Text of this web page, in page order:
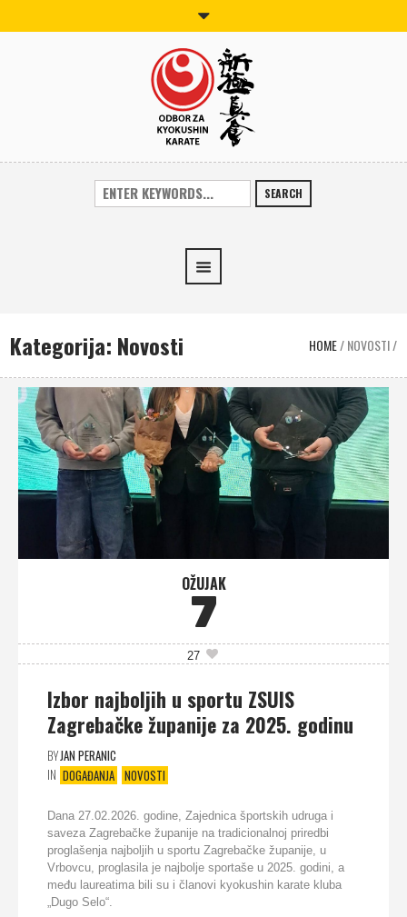
SEARCH
Kategorija: Novosti HOME/NOVOSTI/
OŽUJAK
7
27
Izbor najboljih u sportu ZSUIS
Zagrebačke županije za 2025. godinu
BYJAN PERANIC
IN DOGAĐANJA NOVOSTI
Dana 27.02.2026. godine, Zajednica športskih udruga i
saveza Zagrebačke županije na tradicionalnoj priredbi
proglašenja najboljih u sportu Zagrebačke županije, u
Vrbovcu, proglasila je najbolje sportaše u 2025. godini, a
među laureatima bili su i članovi kyokushin karate kluba
„Dugo Selo“.